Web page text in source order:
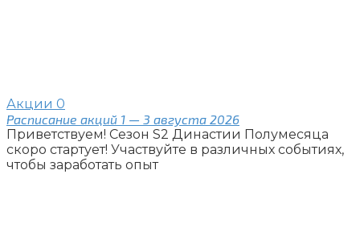
Акции 0
Расписание акций 1 — 3 августа 2026
Приветствуем! Сезон S2 Династии Полумесяца
скоро стартует! Участвуйте в различных событиях,
чтобы заработать опыт